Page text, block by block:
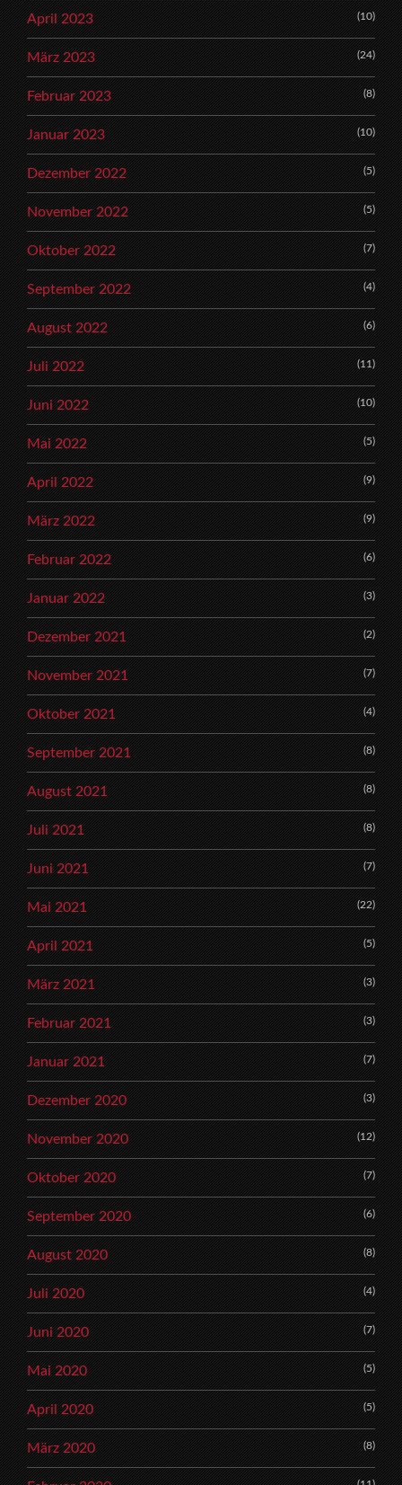
April 2023 (10)
März 2023 (24)
Februar 2023 (8)
Januar 2023 (10)
Dezember 2022 (5)
November 2022 (5)
Oktober 2022 (7)
September 2022 (4)
August 2022 (6)
Juli 2022 (11)
Juni 2022 (10)
Mai 2022 (5)
April 2022 (9)
März 2022 (9)
Februar 2022 (6)
Januar 2022 (3)
Dezember 2021 (2)
November 2021 (7)
Oktober 2021 (4)
September 2021 (8)
August 2021 (8)
Juli 2021 (8)
Juni 2021 (7)
Mai 2021 (22)
April 2021 (5)
März 2021 (3)
Februar 2021 (3)
Januar 2021 (7)
Dezember 2020 (3)
November 2020 (12)
Oktober 2020 (7)
September 2020 (6)
August 2020 (8)
Juli 2020 (4)
Juni 2020 (7)
Mai 2020 (5)
April 2020 (5)
März 2020 (8)